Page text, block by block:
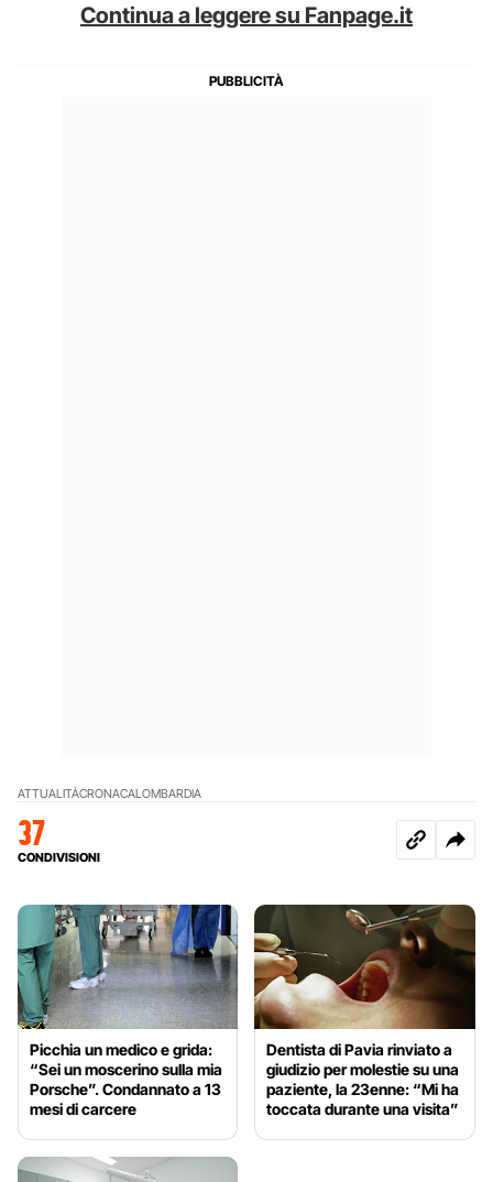
Continua a leggere su Fanpage.it
ATTUALITÀCRONACALOMBARDIA
37
CONDIVISIONI
Picchia un medico e grida:
“Sei un moscerino sulla mia
Porsche”. Condannato a 13
mesi di carcere
Dentista di Pavia rinviato a
giudizio per molestie su una
paziente, la 23enne: “Mi ha
toccata durante una visita”